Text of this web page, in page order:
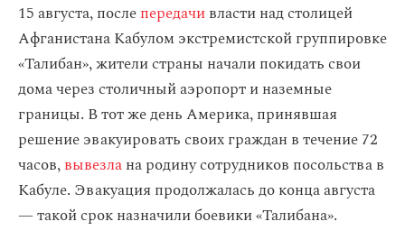
15 августа, послепередачивласти над столицей
Афганистана Кабулом экстремистской группировке
«Талибан», жители страны начали покидать свои
дома через столичный аэропорт и наземные
границы. В тот же день Америка, принявшая
решение эвакуировать своих граждан в течение 72
часов,вывезлана родину сотрудников посольства в
Кабуле. Эвакуация продолжалась до конца августа
— такой срок назначили боевики «Талибана».